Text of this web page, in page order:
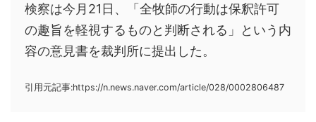
検察は今月21日、「全牧師の行動は保釈許可
の趣旨を軽視するものと判断される」という内
容の意見書を裁判所に提出した。
引用元記事:https://n.news.naver.com/article/028/0002806487